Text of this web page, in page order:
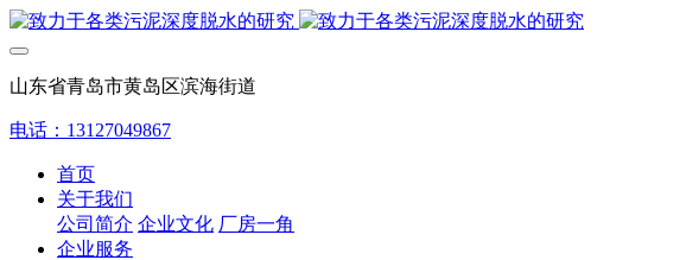
山东省青岛市黄岛区滨海街道
电话：13127049867
首页
关于我们
公司简介 企业文化 厂房一角
企业服务